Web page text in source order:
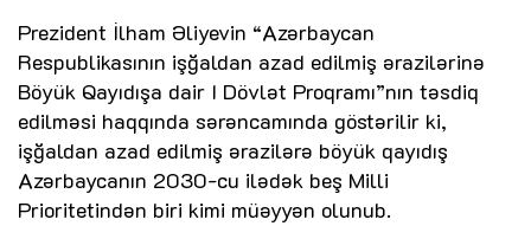
Prezident İlham Əliyevin “Azərbaycan
Respublikasının işğaldan azad edilmiş ərazilərinə
Böyük Qayıdışa dair I Dövlət Proqramı”nın təsdiq
edilməsi haqqında sərəncamında göstərilir ki,
işğaldan azad edilmiş ərazilərə böyük qayıdış
Azərbaycanın 2030-cu ilədək beş Milli
Prioritetindən biri kimi müəyyən olunub.